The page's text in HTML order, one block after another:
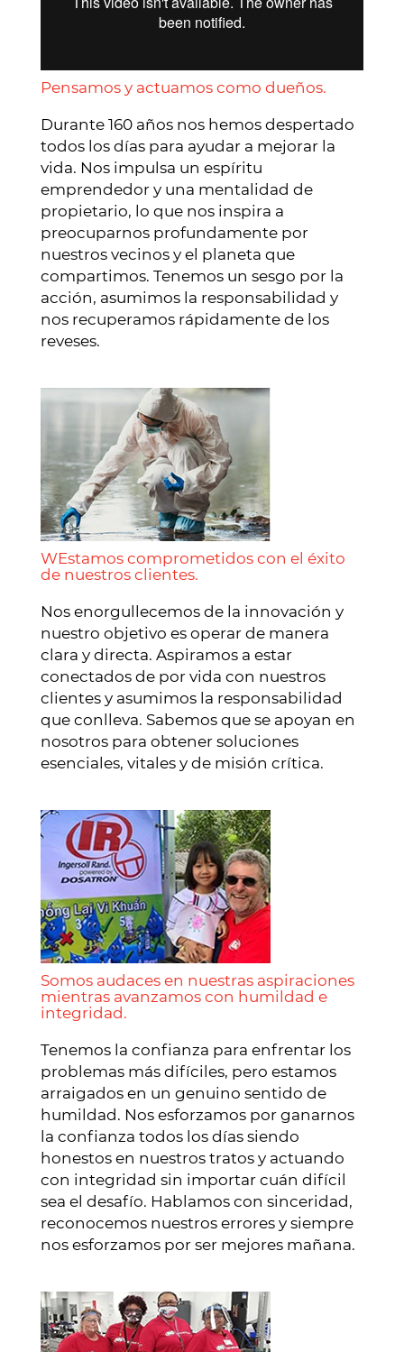
Pensamos y actuamos como dueños.
Durante 160 años nos hemos despertado
todos los días para ayudar a mejorar la
vida. Nos impulsa un espíritu
emprendedor y una mentalidad de
propietario, lo que nos inspira a
preocuparnos profundamente por
nuestros vecinos y el planeta que
compartimos. Tenemos un sesgo por la
acción, asumimos la responsabilidad y
nos recuperamos rápidamente de los
reveses.
WEstamos comprometidos con el éxito
de nuestros clientes.
Nos enorgullecemos de la innovación y
nuestro objetivo es operar de manera
clara y directa. Aspiramos a estar
conectados de por vida con nuestros
clientes y asumimos la responsabilidad
que conlleva. Sabemos que se apoyan en
nosotros para obtener soluciones
esenciales, vitales y de misión crítica.
Somos audaces en nuestras aspiraciones
mientras avanzamos con humildad e
integridad.
Tenemos la confianza para enfrentar los
problemas más difíciles, pero estamos
arraigados en un genuino sentido de
humildad. Nos esforzamos por ganarnos
la confianza todos los días siendo
honestos en nuestros tratos y actuando
con integridad sin importar cuán difícil
sea el desafío. Hablamos con sinceridad,
reconocemos nuestros errores y siempre
nos esforzamos por ser mejores mañana.